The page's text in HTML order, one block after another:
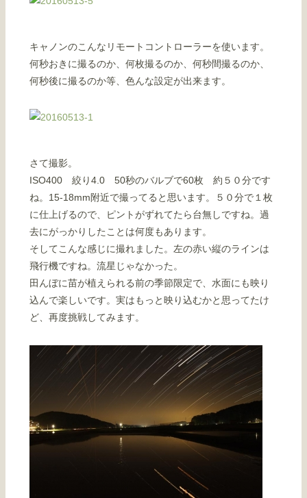
キャノンのこんなリモートコントローラーを使います。
何秒おきに撮るのか、何枚撮るのか、何秒間撮るのか、
何秒後に撮るのか等、色んな設定が出来ます。
さて撮影。
ISO400 絞り4.0 50秒のバルブで60枚 約５０分です
ね。15-18mm附近で撮ってると思います。５０分で１枚
に仕上げるので、ピントがずれてたら台無しですね。過
去にがっかりしたことは何度もあります。
そしてこんな感じに撮れました。左の赤い縦のラインは
飛行機ですね。流星じゃなかった。
田んぼに苗が植えられる前の季節限定で、水面にも映り
込んで楽しいです。実はもっと映り込むかと思ってたけ
ど、再度挑戦してみます。